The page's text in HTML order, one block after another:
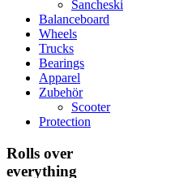
Sancheski
Balanceboard
Wheels
Trucks
Bearings
Apparel
Zubehör
Scooter
Protection
Rolls over
everything